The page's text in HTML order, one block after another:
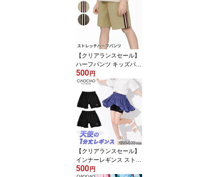
エストゴム 5分丈 通園 通
学 お出かけ ウエストゴ
ム
【クリアランスセール】
ハーフパンツ キッズパン
ツ 子供服 キッズ 男の子
ジュニア ボトムス スト
レッチパンツ ストレッチ
ライン 子ども服 こども
服 子供 子ども こども
500 円
【クリアランスセール】
インナーレギンス ストレ
ッチ 子供服 キッズ 女の
500 円